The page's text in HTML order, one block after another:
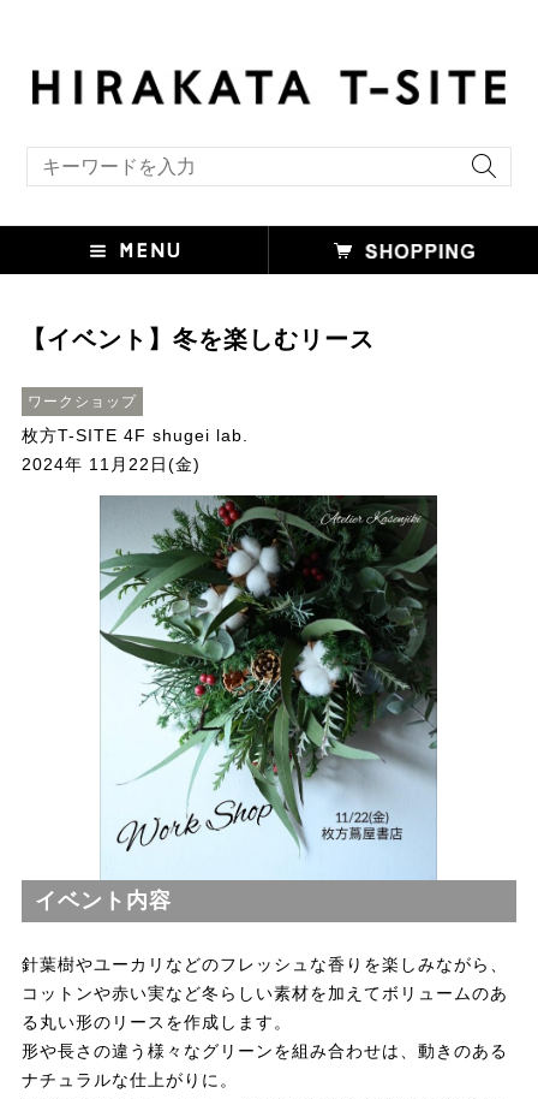
【イベント】冬を楽しむリース
ワークショップ
枚方T-SITE 4F shugei lab.
2024年 11月22日(金)
イベント内容
針葉樹やユーカリなどのフレッシュな香りを楽しみながら、
コットンや赤い実など冬らしい素材を加えてボリュームのあ
る丸い形のリースを作成します。
形や長さの違う様々なグリーンを組み合わせは、動きのある
ナチュラルな仕上がりに。